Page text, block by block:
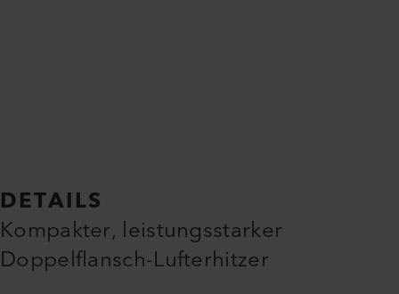
DETAILS
Kompakter, leistungsstarker
Doppelflansch-Lufterhitzer